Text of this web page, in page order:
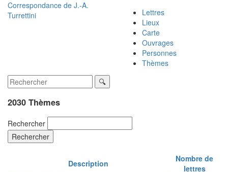
Correspondance de J.-A.
Turrettini
Lettres
Lieux
Carte
Ouvrages
Personnes
Thèmes
2030 Thèmes
Rechercher
Rechercher
Description
Nombre de
lettres